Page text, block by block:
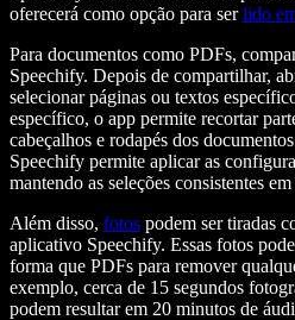
oferecerá como opção para serlido
Para documentos como PDFs,
Speechify. Depois de compartilhar,
selecionar páginas ou textos
específico, o app permite recortar
cabeçalhos e rodapés dos
Speechify permite aplicar as
mantendo as seleções consistentes
Além disso, fotos podem ser tiradas
aplicativo Speechify. Essas fotos
forma que PDFs para remover
exemplo, cerca de 15 segundos
podem resultar em 20 minutos de